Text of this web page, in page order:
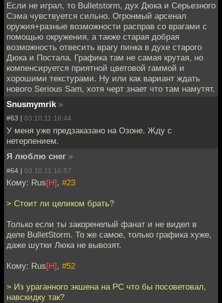
Если не играл, то Bulletstorm, дух Дюка и Серьезного
Сэма чувствуется сильно. Огронмый арсенал
оружия+разные возможности расправ со врагами с
помощью окружения, а также старая добрая
возможность отвесить врагу пинка в духе старого
Дюка и Постала. Графика там не самая крутая, но
компенсируется приятной цветовой гаммой и
хорошими текстурами. Ну или как вариант ждать
нового Serious Sam, хотя черт знает что там намутят.
Snusmymrik »
#63 | 03.10.11 16:44
У меня уже предзаказано на Озоне. Жду с
нетерпением.
Я люблю снег »
#64 | 03.10.11 16:57
Кому: Rus[H], #23
> Стоит ли целиком брать?
Только если ты закоренелый фанат и не видел в
деле BulletStorm. То же самое, только графика хуже,
даже шутки Люка не вывозят.
Кому: Rus[H], #52
> Из ураганного экшена на PC что бы посоветовал,
навскидку так?